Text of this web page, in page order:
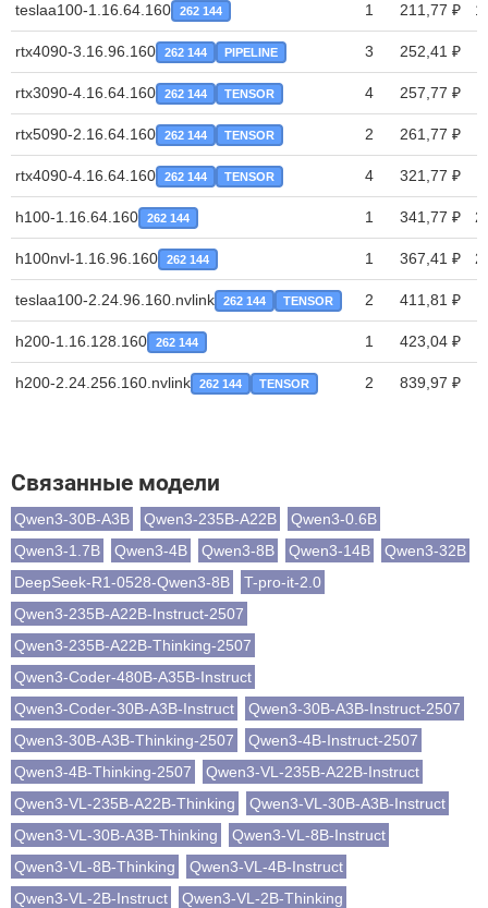
teslaa100-1.16.64.160 262 144 1 211,77 ₽
rtx4090-3.16.96.160 262 144 PIPELINE 3 252,41 ₽
rtx3090-4.16.64.160 262 144 TENSOR 4 257,77 ₽
rtx5090-2.16.64.160 262 144 TENSOR 2 261,77 ₽
rtx4090-4.16.64.160 262 144 TENSOR 4 321,77 ₽
h100-1.16.64.160 262 144 1 341,77 ₽
h100nvl-1.16.96.160 262 144 1 367,41 ₽
teslaa100-2.24.96.160.nvlink 262 144 TENSOR 2 411,81 ₽
h200-1.16.128.160 262 144 1 423,04 ₽
h200-2.24.256.160.nvlink 262 144 TENSOR 2 839,97 ₽
Связанные модели
Qwen3-30B-A3B Qwen3-235B-A22B
Qwen3-0.6B
Qwen3-1.7B
Qwen3-4B Qwen3-8B Qwen3-14B
Qwen3-32B
DeepSeek-R1-0528-Qwen3-8B
T-pro-it-2.0
Qwen3-235B-A22B-Instruct-2507
Qwen3-235B-A22B-Thinking-2507
Qwen3-Coder-480B-A35B-Instruct
Qwen3-Coder-30B-A3B-Instruct
Qwen3-30B-A3B-Instruct-2507
Qwen3-30B-A3B-Thinking-2507
Qwen3-4B-Instruct-2507
Qwen3-4B-Thinking-2507
Qwen3-VL-235B-A22B-Instruct
Qwen3-VL-235B-A22B-Thinking
Qwen3-VL-30B-A3B-Instruct
Qwen3-VL-30B-A3B-Thinking
Qwen3-VL-8B-Instruct
Qwen3-VL-8B-Thinking
Qwen3-VL-4B-Instruct
Qwen3-VL-2B-Instruct
Qwen3-VL-2B-Thinking